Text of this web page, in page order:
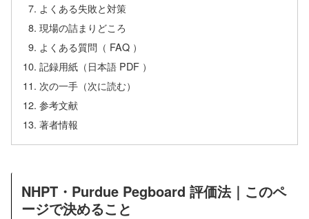
よくある失敗と対策
現場の詰まりどころ
よくある質問（ FAQ ）
記録用紙（日本語 PDF ）
次の一手（次に読む）
参考文献
著者情報
NHPT・Purdue Pegboard 評価法｜このペ
ージで決めること